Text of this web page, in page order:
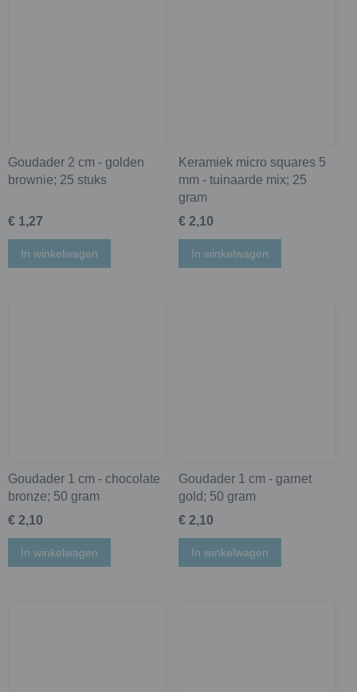
Goudader 2 cm - golden
brownie; 25 stuks
€ 1,27
In winkelwagen
Keramiek micro squares 5
mm - tuinaarde mix; 25
gram
€ 2,10
In winkelwagen
Goudader 1 cm - chocolate
bronze; 50 gram
€ 2,10
In winkelwagen
Goudader 1 cm - garnet
gold; 50 gram
€ 2,10
In winkelwagen